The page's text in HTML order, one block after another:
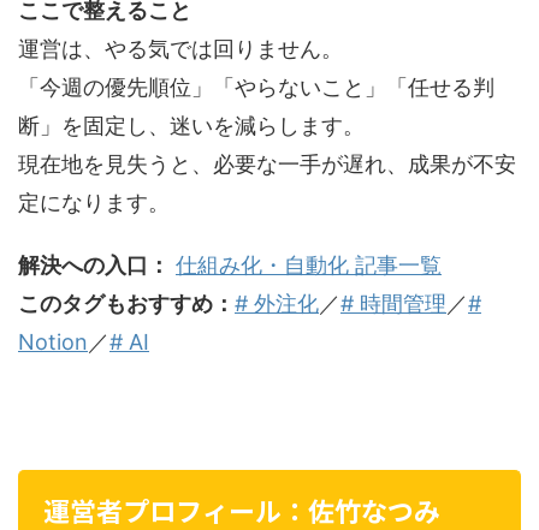
ここで整えること
運営は、やる気では回りません。
「今週の優先順位」「やらないこと」「任せる判
断」を固定し、迷いを減らします。
現在地を見失うと、必要な一手が遅れ、成果が不安
定になります。
解決への入口： 仕組み化・自動化 記事一覧
このタグもおすすめ： # 外注化／# 時間管理 ／#
Notion ／# AI
運営者プロフィール：佐竹なつみ